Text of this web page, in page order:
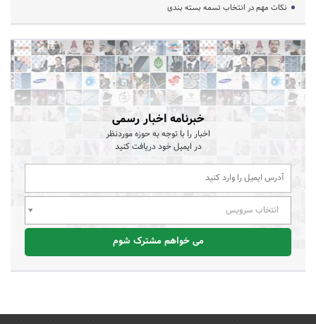
نکات مهم در انتخاب تسمه بسته بندی
خبرنامه اخبار رسمی
اخبار را با توجه به حوزه موردنظر
در ایمیل خود دریافت کنید
انتخاب سرویس
می خواهم مشترک شوم